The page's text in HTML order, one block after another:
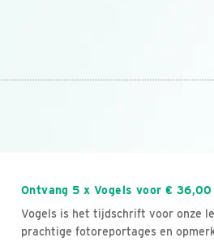
Ontvang 5 x Vogels voor €
Vogels is het tijdschrift voor onze
prachtige fotoreportages en